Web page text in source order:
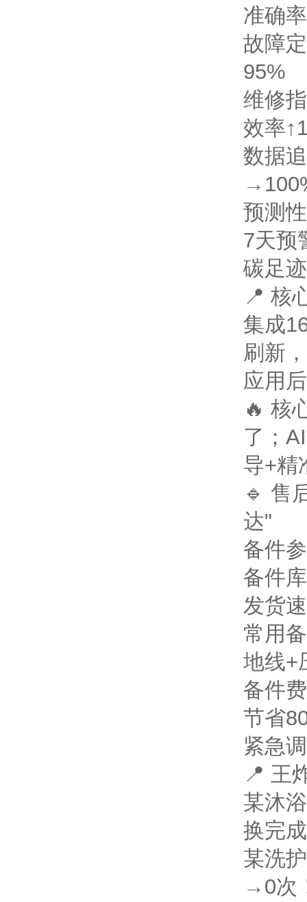
准确率
故障
95%
维修
效率
数据
预测
7天预
碳足
📍 核
集成
刷新
应用
🔥 核
了；
导+精
🔹 售
达"
备件
备件
发货
常用
地线+
备件
节省
紧急
📍 王
某沐
换完
某洗
→0次